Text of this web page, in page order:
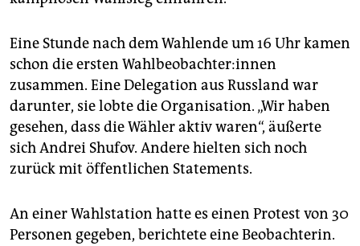
Eine Stunde nach dem Wahlende um 16 Uhr kamen
schon die ersten Wahl­be­ob­ach­te­r:in­nen
zusammen. Eine Delegation aus Russland war
darunter, sie lobte die Organisation. „Wir haben
gesehen, dass die Wähler aktiv waren“, äußerte
sich Andrei Shufov. Andere hielten sich noch
zurück mit öffentlichen Statements.
An einer Wahlstation hatte es einen Protest von 30
Personen gegeben, berichtete eine Beobachterin.